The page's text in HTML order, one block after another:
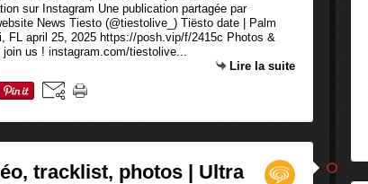
sur Instagram Une publication partagée par
News Tiesto (@tiestolive_) Tiësto date | Palm
FL april 25, 2025 https://posh.vip/f/2415c Photos &
us ! instagram.com/tiestolive...
Lire la suite
tracklist, photos | Ultra